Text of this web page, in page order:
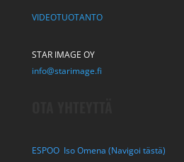
VIDEOTUOTANTO
STAR IMAGE OY
info@starimage.fi
ESPOO Iso Omena (Navigoi tästä)